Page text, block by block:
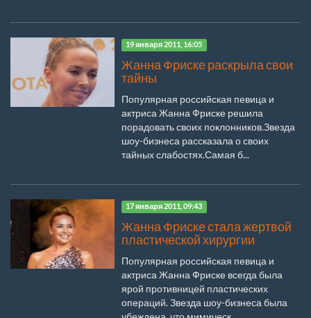
19 января 2011, 16:05
Жанна Фриске раскрыла свои
тайны
Популярная российская певица и
актриса Жанна Фриске решила
порадовать своих поклонников.Звезда
шоу-бизнеса рассказала о своих
тайных слабостях.Самая б...
17 января 2011, 09:43
Жанна Фриске стала жертвой
пластической хирургии
Популярная российская певица и
актриса Жанна Фриске всегда была
ярой противницей пластических
операций. Звезда шоу-бизнеса была